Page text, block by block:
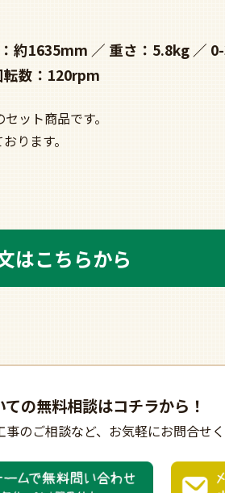
約1635mm 重さ：5.8kg
転数：120rpm
ット商品です。
ります。
はこちらから
ての無料相談はコチラから！
のご相談など、 お気軽にお問合せ